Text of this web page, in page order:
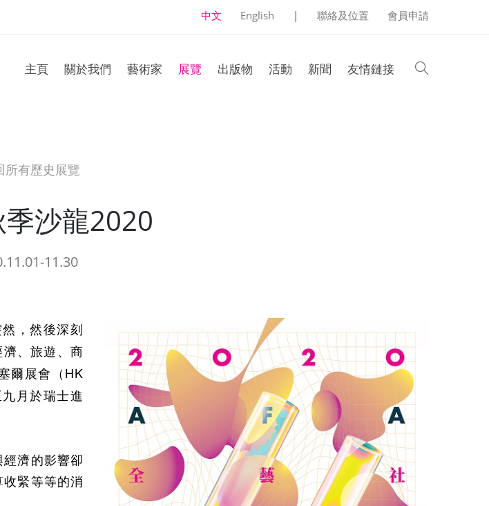
中文 English | 聯絡及位置 會員申請
主頁 關於我們 藝術家 展覽 出版物 活動 新聞 友情鏈接
所有歷史展覽
沙龍2020
11.30
，然後深刻
濟、旅遊、商
爾展會（ HK
月於瑞士進
濟的影響卻
緊等等的消